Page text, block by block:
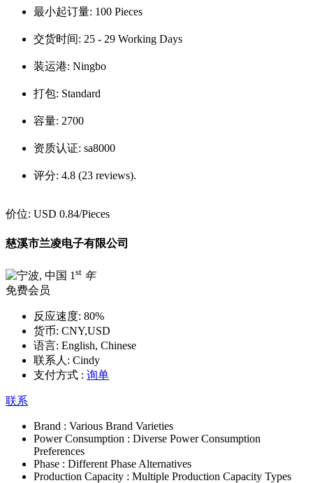
最小起订量: 100 Pieces
交货时间: 25 - 29 Working Days
装运港: Ningbo
打包: Standard
容量: 2700
资质认证: sa8000
评分: 4.8 (23 reviews).
价位: USD 0.84/Pieces
慈溪市兰凌电子有限公司
1 st 年
免费会员
反应速度: 80%
货币: CNY,USD
语言: English, Chinese
联系人: Cindy
支付方式 : 询单
联系
Brand : Various Brand Varieties
Power Consumption : Diverse Power Consumption
Preferences
Phase : Different Phase Alternatives
Production Capacity : Multiple Production Capacity Types